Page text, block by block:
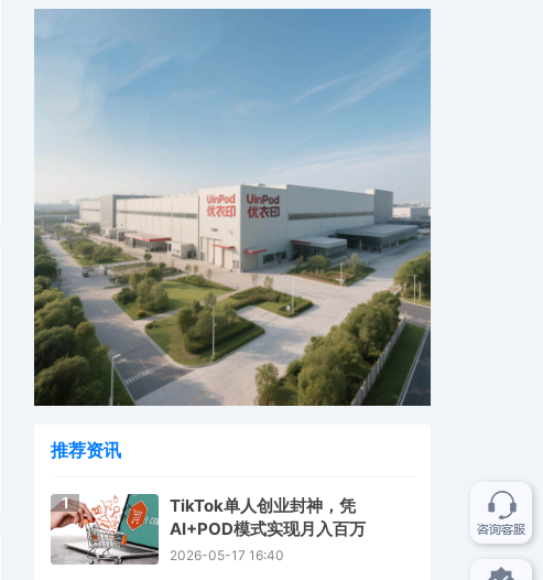
推荐资讯
1
TikTok单人创业封神，凭
AI+POD模式实现月入百万
2026-05-17 16:40